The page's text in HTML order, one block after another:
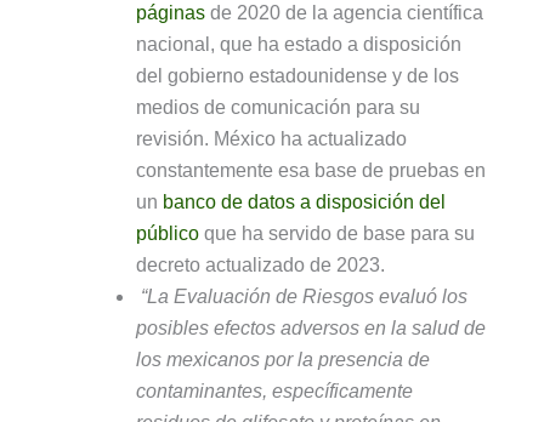
páginas de 2020 de la agencia científica
nacional, que ha estado a disposición
del gobierno estadounidense y de los
medios de comunicación para su
revisión. México ha actualizado
constantemente esa base de pruebas en
un banco de datos a disposición del
público que ha servido de base para su
decreto actualizado de 2023.
“La Evaluación de Riesgos evaluó los
posibles efectos adversos en la salud de
los mexicanos por la presencia de
contaminantes, específicamente